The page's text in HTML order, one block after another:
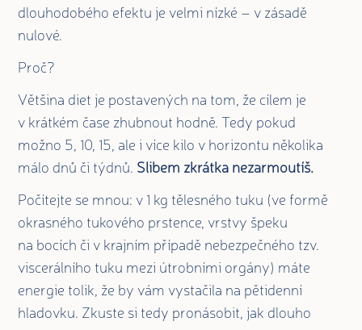
dlouhodobého efektu je velmi nízké – v zásadě
nulové.
Proč?
Většina diet je postavených na tom, že cílem je
v krátkém čase zhubnout hodně. Tedy pokud
možno 5, 10, 15, ale i více kilo v horizontu několika
málo dnů či týdnů. Slibem zkrátka nezarmoutíš.
Počítejte se mnou: v 1 kg tělesného tuku (ve formě
okrasného tukového prstence, vrstvy špeku
na bocích či v krajním případě nebezpečného tzv.
viscerálního tuku mezi útrobními orgány) máte
energie tolik, že by vám vystačila na pětidenní
hladovku. Zkuste si tedy pronásobit, jak dlouho